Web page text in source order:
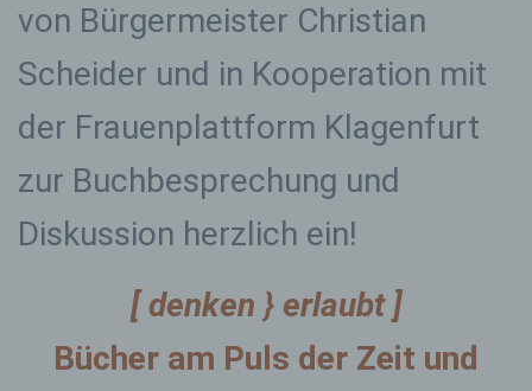
von Bürgermeister Christian
Scheider und in Kooperation mit
der Frauenplattform Klagenfurt
zur Buchbesprechung und
Diskussion herzlich ein!
[ denken }erlaubt ]
Bücher am Puls der Zeit und